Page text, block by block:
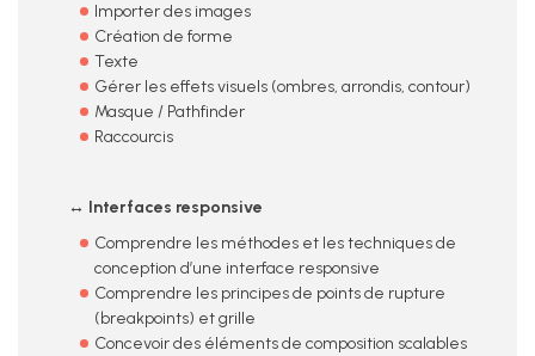
Importer des images
Création de forme
Texte
Gérer les effets visuels (ombres, arrondis, contour)
Masque / Pathfinder
Raccourcis
↔️ Interfaces responsive
Comprendre les méthodes et les techniques de
conception d’une interface responsive
Comprendre les principes de points de rupture
(breakpoints) et grille
Concevoir des éléments de composition scalables